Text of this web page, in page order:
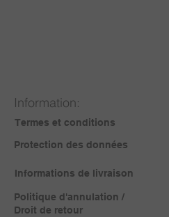
Information:
Termes et conditions
Protection des données
Informations de livraison
Politique d'annulation /
Droit de retour